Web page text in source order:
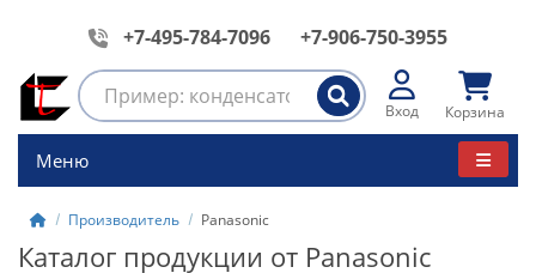
+7-495-784-7096 +7-906-750-3955
Вход Корзина
Меню
Производитель Panasonic
Каталог продукции от Panasonic